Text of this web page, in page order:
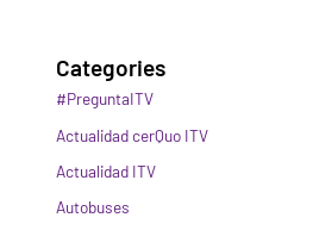
Categories
#PreguntaITV
Actualidad cerQuo ITV
Actualidad ITV
Autobuses